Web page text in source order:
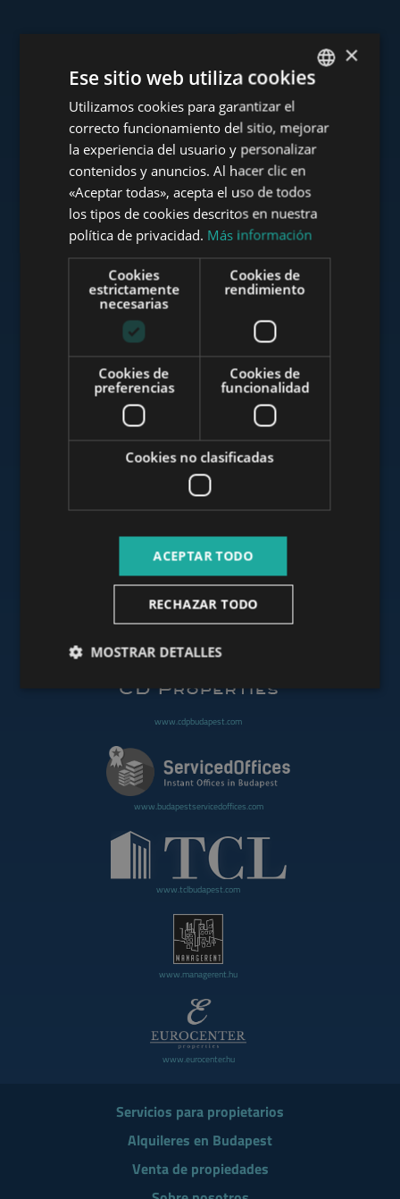
Consulte nuestra cartera
www.tower-investments.com
www.towerassistance.com
www.budapestluxuryapartments.hu
www.budapestoffices.net
www.cdpbudapest.com
www.budapestservicedoffices.com
www.tclbudapest.com
www.managerent.hu
www.eurocenter.hu
Servicios para propietarios
Alquileres en Budapest
Venta de propiedades
ENGLISH
HUNGARIAN
FRENCH
SPANISH
RUSSIAN
×
Ese sitio web utiliza cookies
Utilizamos cookies para garantizar el
correcto funcionamiento del sitio, mejorar
la experiencia del usuario y personalizar
contenidos y anuncios. Al hacer clic en
«Aceptar todas», acepta el uso de todos
los tipos de cookies descritos en nuestra
política de privacidad. Más información
Cookies
estrictamente
necesarias
Cookies de
rendimiento
Cookies de
preferencias
Cookies de
funcionalidad
Cookies no clasificadas
ACEPTAR TODO
RECHAZAR TODO
MOSTRAR DETALLES